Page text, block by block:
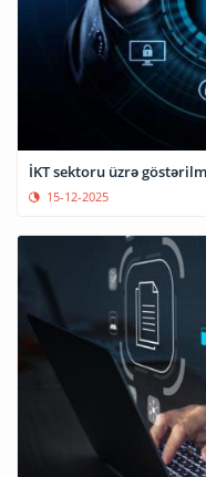
İKT sektoru üzrə
15-12-2025